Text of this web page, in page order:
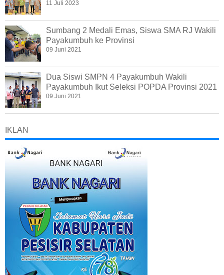
11 Juli 2023
Sumbang 2 Medali Emas, Siswa SMA RJ Wakili
Payakumbuh ke Provinsi
09 Juni 2021
Dua Siswi SMPN 4 Payakumbuh Wakili
Payakumbuh Ikut Seleksi POPDA Provinsi 2021
09 Juni 2021
IKLAN